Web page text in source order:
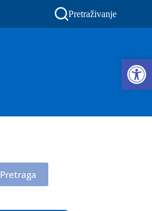
Pretraživanje
Pretraga